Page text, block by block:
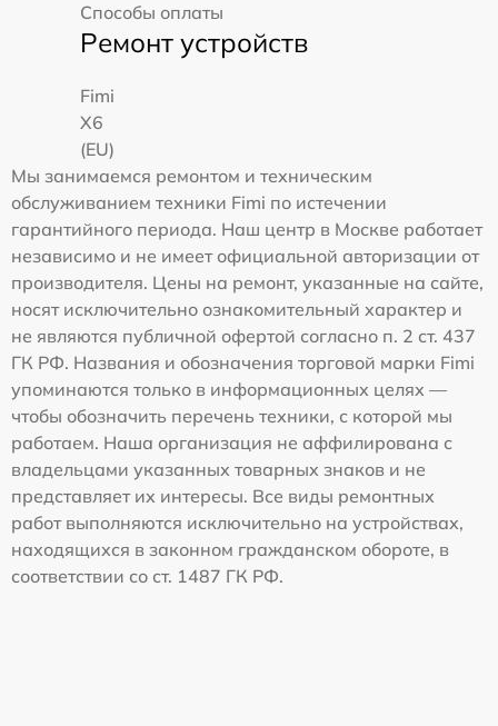
Способы оплаты
Ремонт устройств
Fimi
X6
(EU)
Мы занимаемся ремонтом и техническим
обслуживанием техники Fimi по истечении
гарантийного периода. Наш центр в Москве работает
независимо и не имеет официальной авторизации от
производителя. Цены на ремонт, указанные на сайте,
носят исключительно ознакомительный характер и
не являются публичной офертой согласно п. 2 ст. 437
ГК РФ. Названия и обозначения торговой марки Fimi
упоминаются только в информационных целях —
чтобы обозначить перечень техники, с которой мы
работаем. Наша организация не аффилирована с
владельцами указанных товарных знаков и не
представляет их интересы. Все виды ремонтных
работ выполняются исключительно на устройствах,
находящихся в законном гражданском обороте, в
соответствии со ст. 1487 ГК РФ.